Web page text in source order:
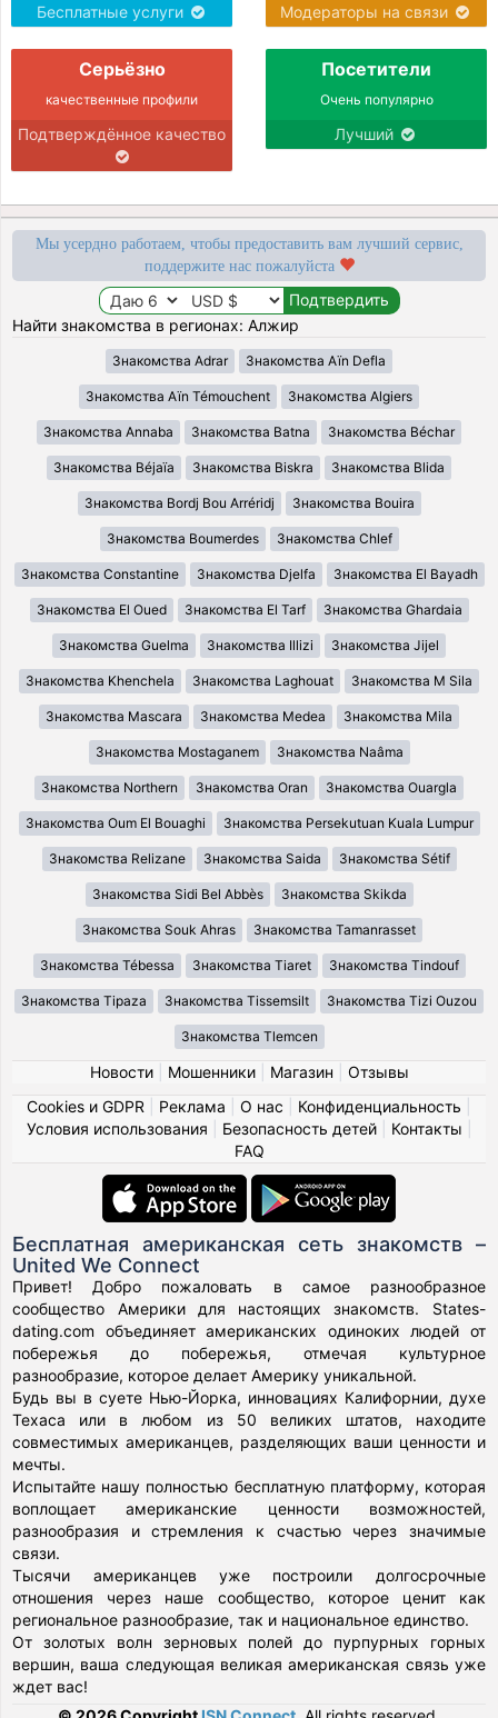
Бесплатные услуги Модераторы на связи
Серьёзно
качественные профили
Подтверждённое качество
Посетители
Очень популярно
Лучший
Мы усердно работаем, чтобы предоставить вам лучший сервис,
поддержите нас пожалуйста
Найти знакомства в регионах: Алжир
Знакомства Adrar Знакомства Aïn Defla
Знакомства Aïn Témouchent Знакомства Algiers
Знакомства Annaba Знакомства Batna Знакомства Béchar
Знакомства Béjaïa Знакомства Biskra Знакомства Blida
Знакомства Bordj Bou Arréridj Знакомства Bouira
Знакомства Boumerdes Знакомства Chlef
Знакомства Constantine Знакомства Djelfa Знакомства El Bayadh
Знакомства El Oued Знакомства El Tarf Знакомства Ghardaia
Знакомства Guelma Знакомства Illizi Знакомства Jijel
Знакомства Khenchela Знакомства Laghouat Знакомства M Sila
Знакомства Mascara Знакомства Medea Знакомства Mila
Знакомства Mostaganem Знакомства Naâma
Знакомства Northern Знакомства Oran Знакомства Ouargla
Знакомства Oum El Bouaghi Знакомства Persekutuan Kuala Lumpur
Знакомства Relizane Знакомства Saida Знакомства Sétif
Знакомства Sidi Bel Abbès Знакомства Skikda
Знакомства Souk Ahras Знакомства Tamanrasset
Знакомства Tébessa Знакомства Tiaret Знакомства Tindouf
Знакомства Tipaza Знакомства Tissemsilt Знакомства Tizi Ouzou
Знакомства Tlemcen
Новости| Мошенники| Магазин
Отзывы
Cookies и GDPR
Реклама О нас Конфиденциальность
Условия использования
Безопасность детей| Контакты
FAQ
Бесплатная американская сеть знакомств –
United We Connect
Привет! Добро пожаловать в самое разнообразное
сообщество Америки для настоящих знакомств. States-
dating.com объединяет американских одиноких людей от
побережья до побережья, отмечая культурное
разнообразие, которое делает Америку уникальной.
Будь вы в суете Нью-Йорка, инновациях Калифорнии, духе
Техаса или в любом из 50 великих штатов, находите
совместимых американцев, разделяющих ваши ценности и
мечты.
Испытайте нашу полностью бесплатную платформу, которая
воплощает американские ценности возможностей,
разнообразия и стремления к счастью через значимые
связи.
Тысячи американцев уже построили долгосрочные
отношения через наше сообщество, которое ценит как
региональное разнообразие, так и национальное единство.
От золотых волн зерновых полей до пурпурных горных
вершин, ваша следующая великая американская связь уже
ждет вас!